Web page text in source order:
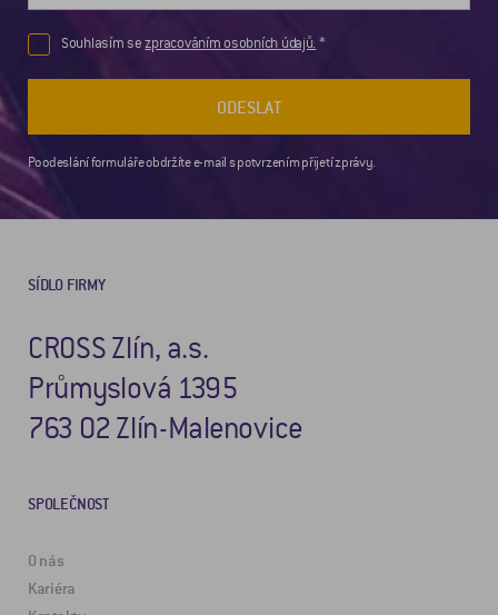
Souhlasím sezpracováním osobních údajů.
ODESLAT
Po odeslání formuláře obdržíte e-mail s potvrzením přijetí zprávy.
SÍDLO FIRMY
CROSS Zlín, a.s.
Průmyslová 1395
763 02 Zlín-Malenovice
SPOLEČNOST
O nás
Kariéra